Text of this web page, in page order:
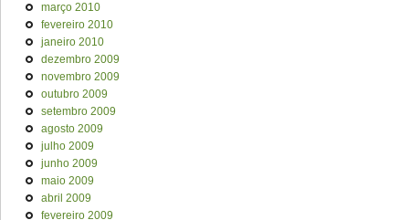
março 2010
fevereiro 2010
janeiro 2010
dezembro 2009
novembro 2009
outubro 2009
setembro 2009
agosto 2009
julho 2009
junho 2009
maio 2009
abril 2009
fevereiro 2009